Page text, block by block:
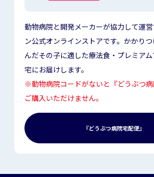
動物病院と開発メーカーが協力して運
ン公式オンラインストアです。かかり
んだその子に適した療法食・プレミア
宅にお届けします。
※動物病院コードがないと『どうぶつ
ご購入いただけません。
『どうぶつ病院宅配便』